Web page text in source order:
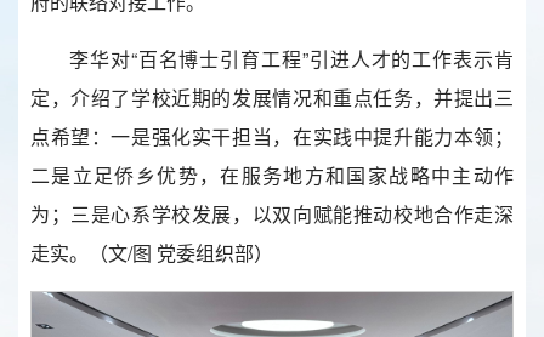
李华对“百名博士引育工程”引进人才的工作表示肯
定，介绍了学校近期的发展情况和重点任务，并提出三
点希望：一是强化实干担当，在实践中提升能力本领；
二是立足侨乡优势，在服务地方和国家战略中主动作
为；三是心系学校发展，以双向赋能推动校地合作走深
走实。（文/图 党委组织部）